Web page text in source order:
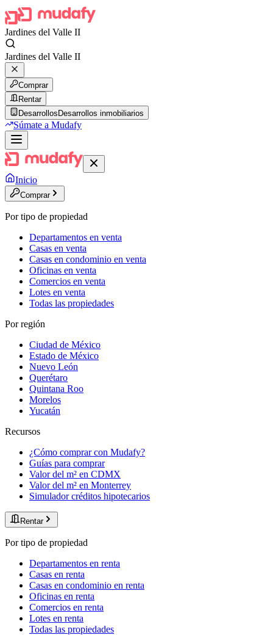
Jardines del Valle II
Jardines del Valle II
Comprar
Rentar
Desarrollos Desarrollos inmobiliarios
Súmate a Mudafy
Inicio
Comprar
Por tipo de propiedad
Departamentos en venta
Casas en venta
Casas en condominio en venta
Oficinas en venta
Comercios en venta
Lotes en venta
Todas las propiedades
Por región
Ciudad de México
Estado de México
Nuevo León
Querétaro
Quintana Roo
Morelos
Yucatán
Recursos
¿Cómo comprar con Mudafy?
Guías para comprar
Valor del m² en CDMX
Valor del m² en Monterrey
Simulador créditos hipotecarios
Rentar
Por tipo de propiedad
Departamentos en renta
Casas en renta
Casas en condominio en renta
Oficinas en renta
Comercios en renta
Lotes en renta
Todas las propiedades